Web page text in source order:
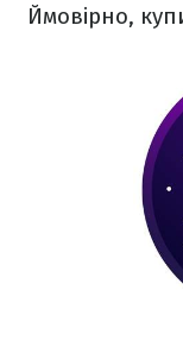
Ймовірно,